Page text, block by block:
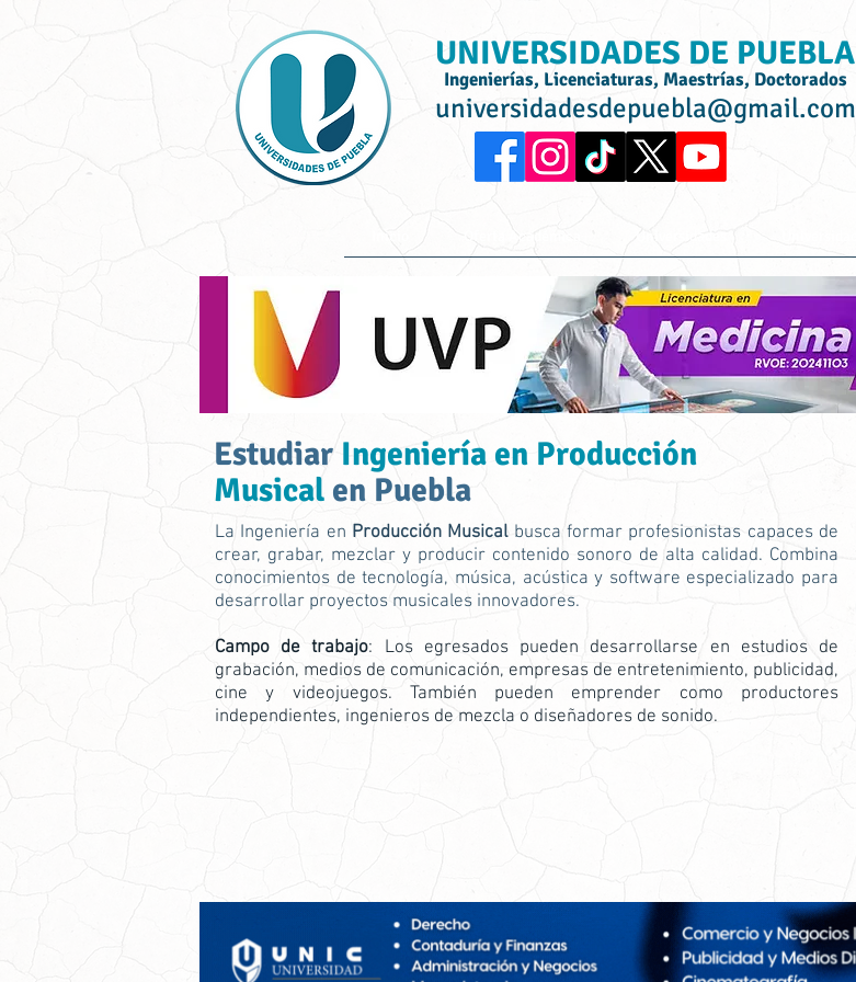
UNIVERSIDADES DE PUEBLA
Ingenierías, Licenciaturas, Maestrías, Doctorados
universidadesdepuebla@gmail.com
Estudiar Ingeniería en Producción
Musical en Puebla
La Ingeniería en Producción Musicalbusca formar profesionistas capaces de
crear, grabar, mezclar y producir contenido sonoro de alta calidad. Combina
conocimientos de tecnología, música, acústica y software especializado para
desarrollar proyectos musicales innovadores.
Campo de trabajo: Los egresados pueden desarrollarse en estudios de
grabación, medios de comunicación, empresas de entretenimiento, publicidad,
cine y videojuegos. También pueden emprender como productores
independientes, ingenieros de mezcla o diseñadores de sonido.